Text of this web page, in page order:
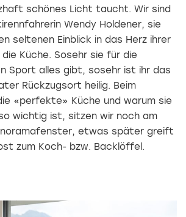
schönes Licht taucht. Wir sind
Wendy Holdener, sie
seltenen Einblick in das Herz ihrer
die Küche. Sosehr sie für die
Sport alles gibt, sosehr ist ihr das
Rückzugsort heilig. Beim
«perfekte» Küche und warum sie
wichtig ist, sitzen wir noch am
etwas später greift
zum Koch- bzw. Backlöffel.